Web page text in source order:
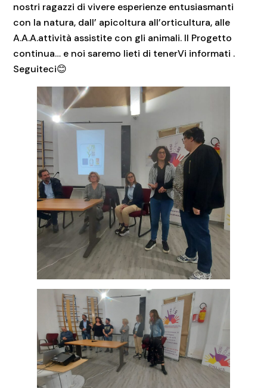
nostri ragazzi di vivere esperienze entusiasmanti
con la natura, dall’ apicoltura all’orticultura, alle
A.A.A.attività assistite con gli animali. Il Progetto
continua… e noi saremo lieti di tenerVi informati .
Seguiteci😊